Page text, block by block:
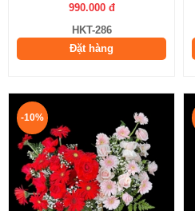
990.000 đ
HKT-286
Đặt hàng
-10%